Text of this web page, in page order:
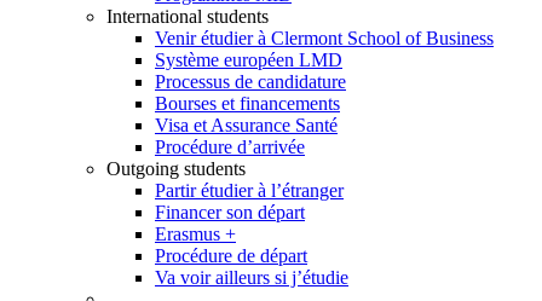
International students
Venir étudier à Clermont School of Business
Système européen LMD
Processus de candidature
Bourses et financements
Visa et Assurance Santé
Procédure d’arrivée
Outgoing students
Partir étudier à l’étranger
Financer son départ
Erasmus +
Procédure de départ
Va voir ailleurs si j’étudie